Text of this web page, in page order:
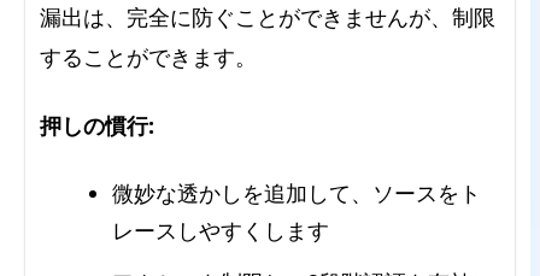
漏出は、完全に防ぐことができませんが、制限
することができます。
押しの慣行:
微妙な透かしを追加して、ソースをト
レースしやすくします